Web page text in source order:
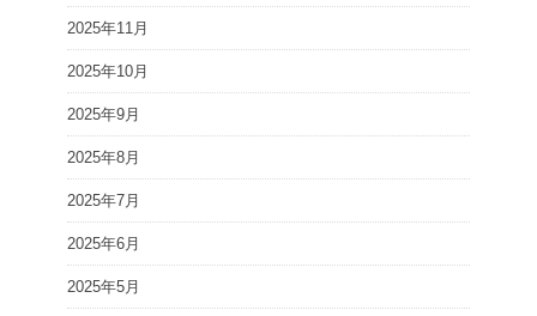
2025年11月
2025年10月
2025年9月
2025年8月
2025年7月
2025年6月
2025年5月